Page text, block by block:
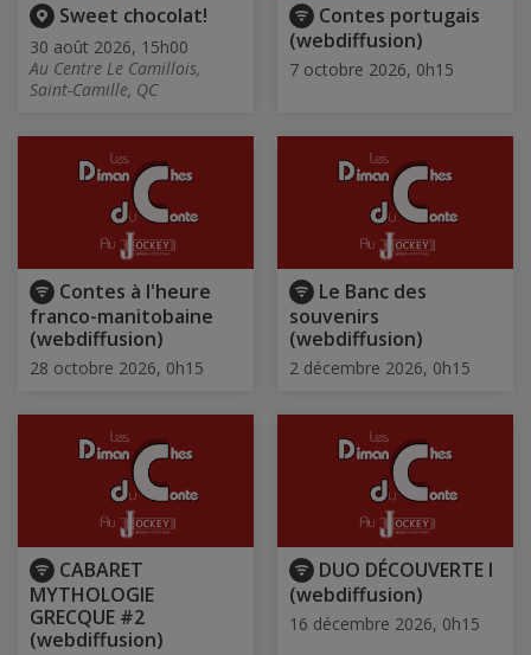
Sweet chocolat!
30 août 2026, 15h00
Au Centre Le Camillois,
Saint-Camille, QC
Contes portugais
(webdiffusion)
7 octobre 2026, 0h15
Contes à l'heure
franco-manitobaine
(webdiffusion)
28 octobre 2026, 0h15
Le Banc des
souvenirs
(webdiffusion)
2 décembre 2026, 0h15
CABARET
MYTHOLOGIE
GRECQUE #2
(webdiffusion)
DUO DÉCOUVERTE I
(webdiffusion)
16 décembre 2026, 0h15